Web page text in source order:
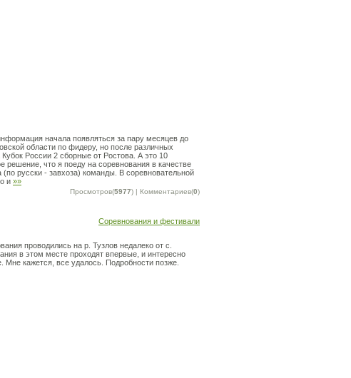
начала появляться за пару месяцев до
области по фидеру, но после различных
России 2 сборные от Ростова. А это 10
решение, что я поеду на соревнования в качестве
русски - завхоза) команды. В соревновательной
и »»
Просмотров(5977) | Комментариев(0)
Соревнования и фестивали
проводились на р. Тузлов недалеко от с.
в этом месте проходят впервые, и интересно
кажется, все удалось. Подробности позже.